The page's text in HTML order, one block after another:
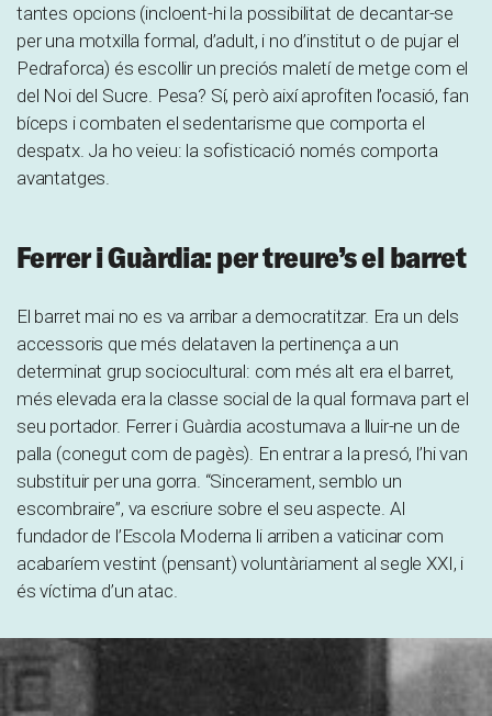
tantes opcions (incloent-hi la possibilitat de decantar-se
per una motxilla formal, d’adult, i no d’institut o de pujar el
Pedraforca) és escollir un preciós maletí de metge com el
del Noi del Sucre. Pesa? Sí, però així aprofiten l’ocasió, fan
bíceps i combaten el sedentarisme que comporta el
despatx. Ja ho veieu: la sofisticació només comporta
avantatges.
Ferrer i Guàrdia: per treure’s el barret
El barret mai no es va arribar a democratitzar. Era un dels
accessoris que més delataven la pertinença a un
determinat grup sociocultural: com més alt era el barret,
més elevada era la classe social de la qual formava part el
seu portador. Ferrer i Guàrdia acostumava a lluir-ne un de
palla (conegut com de pagès). En entrar a la presó, l’hi van
substituir per una gorra. “Sincerament, semblo un
escombraire”, va escriure sobre el seu aspecte. Al
fundador de l’Escola Moderna li arriben a vaticinar com
acabaríem vestint (pensant) voluntàriament al segle XXI, i
és víctima d’un atac.